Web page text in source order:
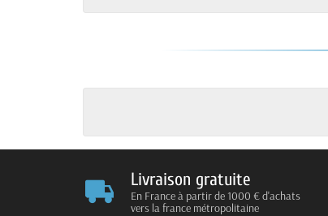
Livraison gratuite
En France à partir de 1000 € d'achats
vers la france métropolitaine